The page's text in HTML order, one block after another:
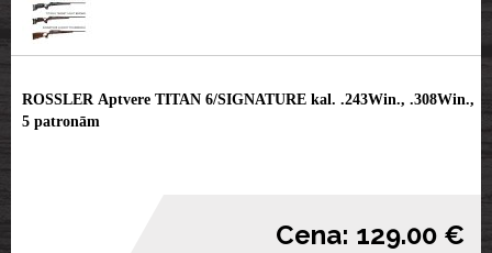
ROSSLER Aptvere TITAN 6/SIGNATURE kal. .243Win., .308Win.,
5 patronām
Cena: 129.00 €